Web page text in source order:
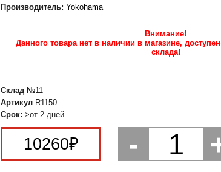
Производитель: Yokohama
Внимание!
Данного товара нет в наличии в магазине,
склада!
Склад №11
Артикул R1150
Срок: >от 2 дней
10260₽ - 1